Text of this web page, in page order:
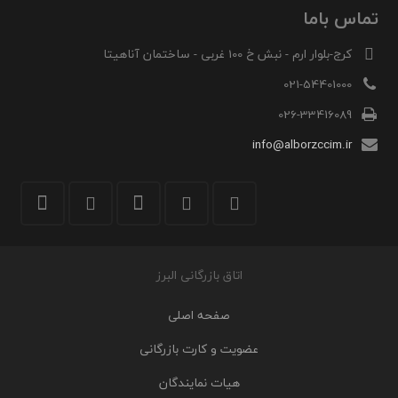
تماس باما
کرج-بلوار ارم - نبش خ 100 غربی - ساختمان آناهیتا
021-54401000
026-33416089
info@alborzccim.ir
اتاق بازرگانی البرز
صفحه اصلی
عضویت و کارت بازرگانی
هیات نمایندگان